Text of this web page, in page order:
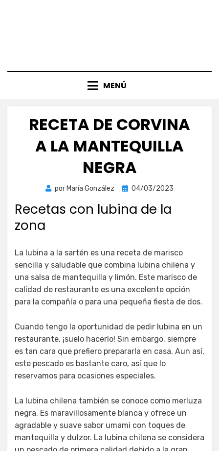
MENÚ
RECETA DE CORVINA
A LA MANTEQUILLA
NEGRA
por María González
Publicada
04/03/2023
Recetas con lubina de la
zona
La lubina a la sartén es una receta de marisco
sencilla y saludable que combina lubina chilena y
una salsa de mantequilla y limón. Este marisco de
calidad de restaurante es una excelente opción
para la compañía o para una pequeña fiesta de dos.
Cuando tengo la oportunidad de pedir lubina en un
restaurante, ¡suelo hacerlo! Sin embargo, siempre
es tan cara que prefiero prepararla en casa. Aun así,
este pescado es bastante caro, así que lo
reservamos para ocasiones especiales.
La lubina chilena también se conoce como merluza
negra. Es maravillosamente blanca y ofrece un
agradable y suave sabor umami con toques de
mantequilla y dulzor. La lubina chilena se considera